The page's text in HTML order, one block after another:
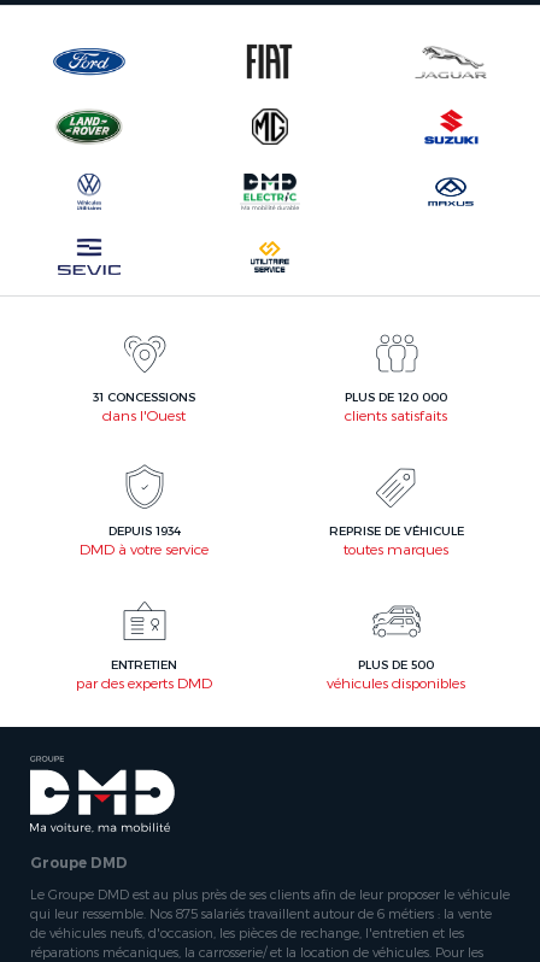
31 CONCESSIONS
dans l'Ouest
PLUS DE 120 000
clients satisfaits
DEPUIS 1934
DMD à votre service
REPRISE DE VÉHICULE
toutes marques
ENTRETIEN
par des experts DMD
PLUS DE 500
véhicules disponibles
Groupe DMD
Le Groupe DMD est au plus près de ses clients afin de leur proposer le véhicule
qui leur ressemble. Nos 875 salariés travaillent autour de 6 métiers : la vente
de véhicules neufs, d'occasion, les pièces de rechange, l'entretien et les
réparations mécaniques, la carrosserie/ et la location de véhicules. Pour les